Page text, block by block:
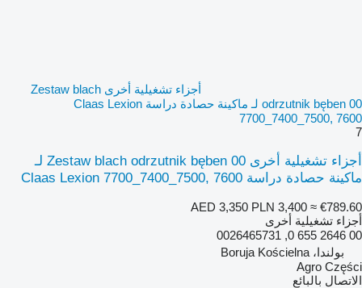
أجزاء تشغيلية أخرى Zestaw blach
odrzutnik bęben 00 لـ ماكينة حصادة دراسة Claas Lexion
7700_7400_7500, 7600
7
أجزاء تشغيلية أخرى Zestaw blach odrzutnik bęben 00 لـ
ماكينة حصادة دراسة Claas Lexion 7700_7400_7500, 7600
AED 3,350 PLN 3,400 ≈ €789.60
أجزاء تشغيلية أخرى
00 2646 655 0, 0026465731
بولندا، Boruja Kościelna
Agro Części
الاتصال بالبائع